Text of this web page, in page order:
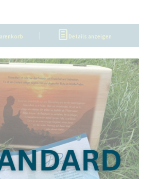
Details anzeigen